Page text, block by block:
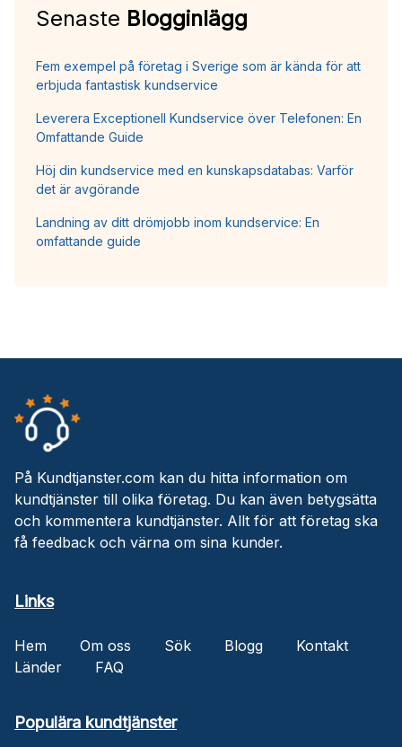
Senaste Blogginlägg
Fem exempel på företag i Sverige som är kända för att
erbjuda fantastisk kundservice
Leverera Exceptionell Kundservice över Telefonen: En
Omfattande Guide
Höj din kundservice med en kunskapsdatabas: Varför
det är avgörande
Landning av ditt drömjobb inom kundservice: En
omfattande guide
På Kundtjanster.com kan du hitta information om
kundtjänster till olika företag. Du kan även betygsätta
och kommentera kundtjänster. Allt för att företag ska
få feedback och värna om sina kunder.
Links
Hem Om oss Sök Blogg
Kontakt
Länder
FAQ
Populära kundtjänster